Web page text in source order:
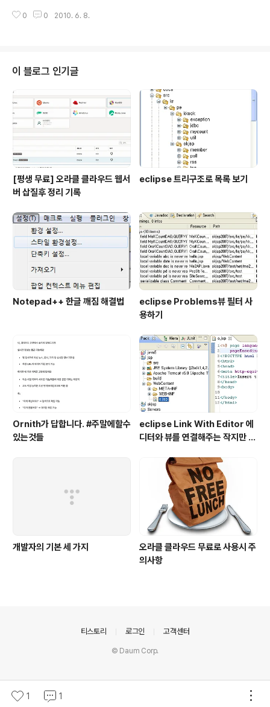
하는 시대도 올 것 같습니다. 일단 유튜브에 공개된 동영상으로 감상하시죠. 아
되면 다시 봐야겠습니다.
0 0 2010. 6. 8.
이 블로그 인기글
[평생 무료] 오라클 클라우드 웹서
버 삽질후 정리 기록
eclipse 트리구조로 목록 보기
Notepad++ 한글 깨짐 해결법
eclipse Problems뷰 필터 사
용하기
Ornith가 답합니다. #주말에할수
있는것들
eclipse Link With Editor 에
디터와 뷰를 연결해주는 작지만 큰
개발자의 기본 세 가지
오라클 클라우드 무료로 사용시 주
의사항
1 1
티스토리 로그인 고객센터
© Daum Corp.